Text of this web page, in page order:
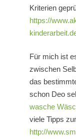
Kriterien
https://
Für mich ist
zwischen
das
schon Deo
wasche
viele Tipps
http://